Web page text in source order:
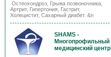
Остеохондроз, Грыжа позвоночника,
Артрит, Гипертония, Гастрит,
Холецистит, Сахарный диабет. &n
SHAMS -
Многопрофильный
медицинский центр